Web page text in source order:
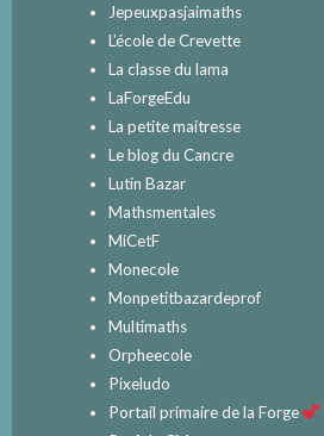
Jepeuxpasjaimaths
L’école de Crevette
La classe du lama
LaForgeEdu
La petite maitresse
Le blog du Cancre
Lutin Bazar
Mathsmentales
MiCetF
Monecole
Monpetitbazardeprof
Multimaths
Orpheecole
Pixeludo
Portail primaire de la Forge